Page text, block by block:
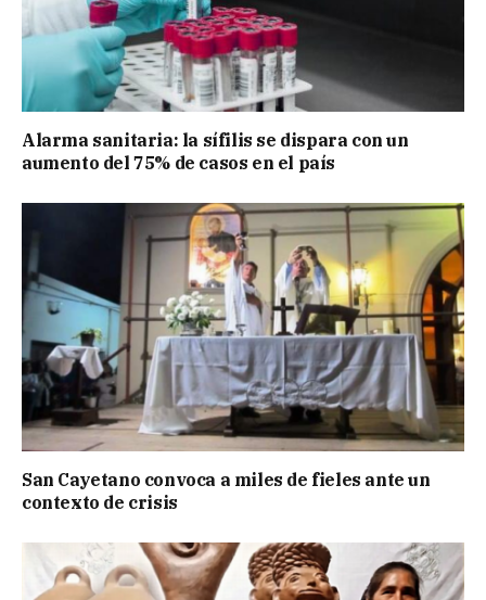
Alarma sanitaria: la sífilis se dispara con un
aumento del 75% de casos en el país
San Cayetano convoca a miles de fieles ante un
contexto de crisis